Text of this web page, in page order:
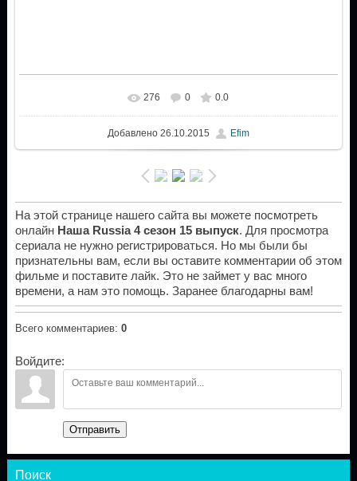
276 0 0.0
Добавлено26.10.2015 Efim
На этой странице нашего сайта вы можете посмотреть
онлайн Наша Russia 4 сезон 15 выпуск. Для просмотра
сериала не нужно регистрироваться. Но мы были бы
признательны вам, если вы оставите комментарии об этом
фильме и поставите лайк. Это не займет у вас много
времени, а нам это помощь. Заранее благодарны вам!
Всего комментариев: 0
Войдите:
Отправить
Поиск